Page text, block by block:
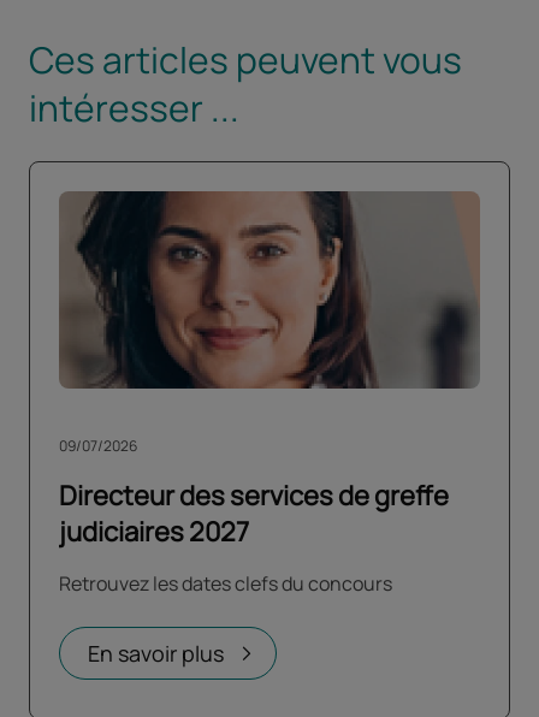
Ces articles peuvent vous
intéresser ...
Directeur des services de greffe
judiciaires 2027
09/07/2026
Retrouvez les dates clefs du concours
En savoir plus